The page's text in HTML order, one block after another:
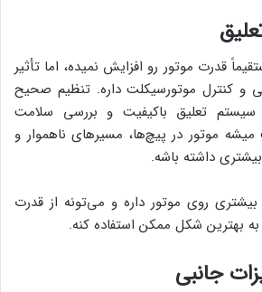
قدرت موتور رو افزایش نمیده، اما تأثیر
و کنترل موتورسیکلت داره. تنظیم صحیح
سیستم تعلیق باکیفیت و بررسی سلامت
موتور در پیچ‌ها، مسیرهای ناهموار و
داشته باشه.
بیشتری روی موتور داره و می‌تونه از قدرت
بهترین شکل ممکن استفاده کنه.
جانبی